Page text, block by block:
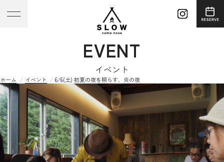
EVENT
イベント
ホーム イベント 6/6(土) 初夏の夜を照らす、炎の夜